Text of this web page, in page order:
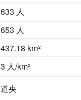
633 人
653 人
437.18 km²
3 人/km²
道央